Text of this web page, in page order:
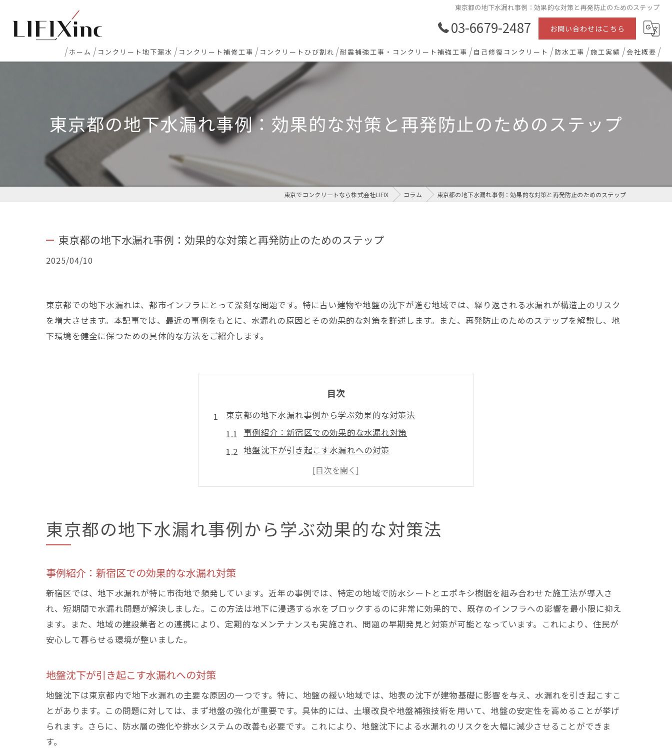
東京都の地下水漏れ事例：効果的な対策と再発防止のためのステップ
03-6679-2487 お問い合わせはこちら
ホーム コンクリート地下漏水
地下・半地下駐車場 漏水
エレベーターピット漏水・止水工事
打継ぎ部・コールドジョイント漏水
配管貫通部・スリーブ周り漏水
コンクリート補修工事
新築マンション下地補修
コンクリート欠損 色合わせ補修
床レベラー工事(セルフレベリング)
コンクリートひび割れ 耐震補強工事・コンクリート補強工事 自己修復コンクリート 防水工事 施工実績 会社概要
東京都の地下水漏れ事例：効果的な対策と再発防止のためのステップ
東京でコンクリートなら株式会社LIFIX コラム 東京都の地下水漏れ事例：効果的な対策と再発防止のためのステップ
東京都の地下水漏れ事例：効果的な対策と再発防止のためのステップ
2025/04/10
東京都での地下水漏れは、都市インフラにとって深刻な問題です。特に古い建物や地盤の沈下が進む地域では、繰り返される水漏れが構造上のリスク
を増大させます。本記事では、最近の事例をもとに、水漏れの原因とその効果的な対策を詳述します。また、再発防止のためのステップを解説し、地
下環境を健全に保つための具体的な方法をご紹介します。
目次
東京都の地下水漏れ事例から学ぶ効果的な対策法
事例紹介：新宿区での効果的な水漏れ対策
地盤沈下が引き起こす水漏れへの対策
建物への影響を最小限に抑える方法
テクノロジーを活用した新しい防水技術
地域別の具体的な対応事例
地下水漏れを未然に防ぐための東京都での具体的なステップ
地域住民との連携による早期発見
地下構造物の定期点検の必要性
緊急時の迅速な対応プロセス
気候変動がもたらす影響
地下水の流れを阻害する要因
行政が取り組むべき規制強化案
東京都の地下水漏れ事例から学ぶ効果的な対策法
事例紹介：新宿区での効果的な水漏れ対策
新宿区では、地下水漏れが特に市街地で頻発しています。近年の事例では、特定の地域で防水シートとエポキシ樹脂を組み合わせた施工法が導入さ
れ、短期間で水漏れ問題が解決しました。この方法は地下に浸透する水をブロックするのに非常に効果的で、既存のインフラへの影響を最小限に抑え
ます。また、地域の建設業者との連携により、定期的なメンテナンスも実施され、問題の早期発見と対策が可能となっています。これにより、住民が
安心して暮らせる環境が整いました。
地盤沈下が引き起こす水漏れへの対策
地盤沈下は東京都内で地下水漏れの主要な原因の一つです。特に、地盤の緩い地域では、地表の沈下が建物基礎に影響を与え、水漏れを引き起こすこ
とがあります。この問題に対しては、まず地盤の強化が重要です。具体的には、土壌改良や地盤補強技術を用いて、地盤の安定性を高めることが挙げ
られます。さらに、防水層の強化や排水システムの改善も必要です。これにより、地盤沈下による水漏れのリスクを大幅に減少させることができま
す。